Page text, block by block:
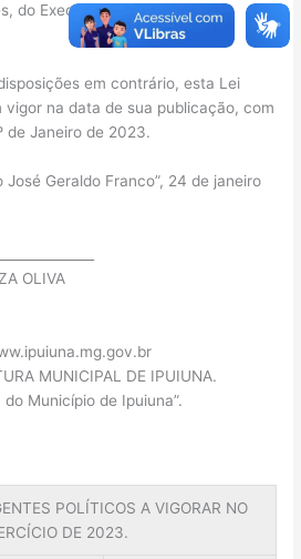
do Executivo e do Legislativo
em contrário, esta Lei
vigor na data de sua publicação, com
de Janeiro de 2023.
José Geraldo Franco”, 24 de janeiro
OLIVA
MUNICIPAL DE IPUIUNA.
do Município de Ipuiuna”.
POLÍTICOS A VIGORAR NO
DE 2023.